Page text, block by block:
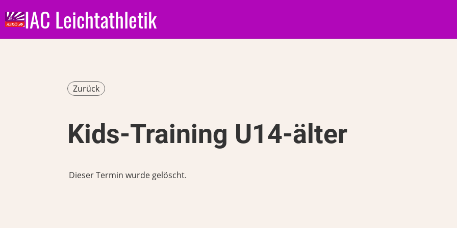
IAC Leichtathletik
Zurück
Kids-Training U14-älter
Dieser Termin wurde gelöscht.